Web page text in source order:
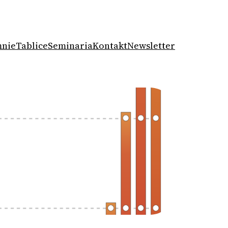
TabliceSeminariaKontaktNewsletter